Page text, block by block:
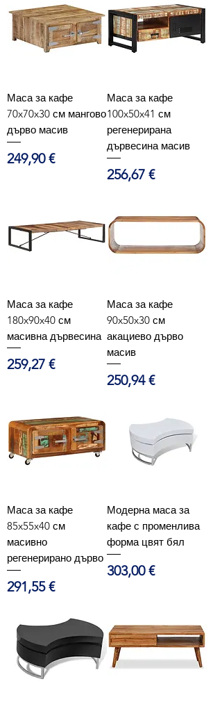
Маса за кафе
70x70x30 см мангово
дърво масив
Цена
249,90 €
Маса за кафе
100x50x41 см
регенерирана
дървесина масив
Цена
256,67 €
Маса за кафе
180x90x40 см
масивна дървесина
Цена
259,27 €
Маса за кафе
90x50x30 см
акациево дърво
масив
Цена
250,94 €
Маса за кафе
85x55x40 см
масивно
регенерирано дърво
Цена
291,55 €
Модерна маса за
кафе с променлива
форма цвят бял
Цена
303,00 €